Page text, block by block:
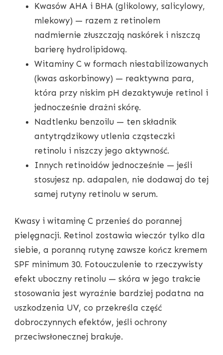
Kwasów AHA i BHA (glikolowy, salicylowy,
mlekowy) — razem z retinolem
nadmiernie złuszczają naskórek i niszczą
barierę hydrolipidową.
Witaminy C w formach niestabilizowanych
(kwas askorbinowy) — reaktywna para,
która przy niskim pH dezaktywuje retinol i
jednocześnie drażni skórę.
Nadtlenku benzoilu — ten składnik
antytrądzikowy utlenia cząsteczki
retinolu i niszczy jego aktywność.
Innych retinoidów jednocześnie — jeśli
stosujesz np. adapalen, nie dodawaj do tej
samej rutyny retinolu w serum.
Kwasy i witaminę C przenieś do porannej
pielęgnacji. Retinol zostawia wieczór tylko dla
siebie, a poranną rutynę zawsze kończ kremem
SPF minimum 30. Fotouczulenie to rzeczywisty
efekt uboczny retinolu — skóra w jego trakcie
stosowania jest wyraźnie bardziej podatna na
uszkodzenia UV, co przekreśla część
dobroczynnych efektów, jeśli ochrony
przeciwsłonecznej brakuje.